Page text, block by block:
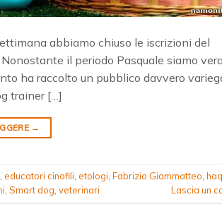
abbiamo chiuso le iscrizioni del
il periodo Pasquale siamo
ha raccolto un pubblico davvero
trainer […]
→
, educatori cinofili, etologi, Fabrizio Giammatteo,
, Smart dog, veterinari Lascia un